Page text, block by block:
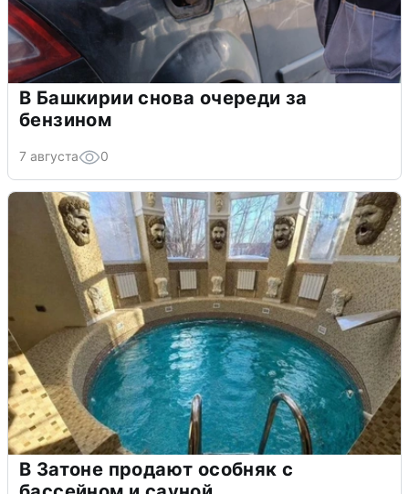
В Башкирии снова очереди за
бензином
7 августа 0
В Затоне продают особняк с